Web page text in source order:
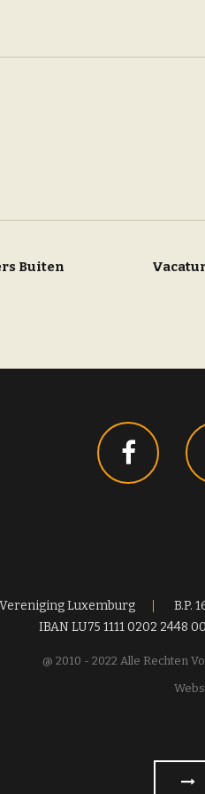
Buiten
Luxemburg B.P.
IBAN LU75 1111 0202 2448
@ 2010 - 2022 Alle Rechten